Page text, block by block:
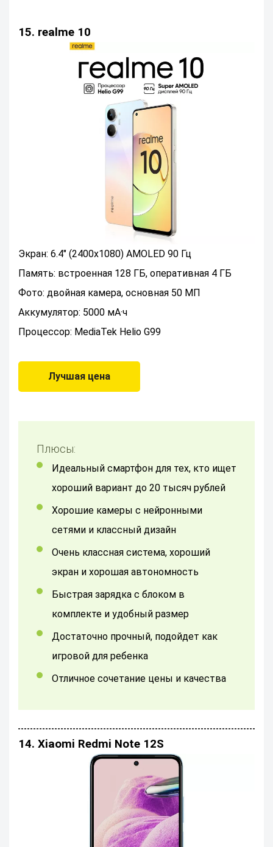
15. realme 10
Экран: 6.4" (2400x1080) AMOLED 90 Гц
Память: встроенная 128 ГБ, оперативная 4 ГБ
Фото: двойная камера, основная 50 МП
Аккумулятор: 5000 мА·ч
Процессор: MediaTek Helio G99
Лучшая цена
Плюсы:
Идеальный смартфон для тех, кто ищет
хороший вариант до 20 тысяч рублей
Хорошие камеры с нейронными
сетями и классный дизайн
Очень классная система, хороший
экран и хорошая автономность
Быстрая зарядка с блоком в
комплекте и удобный размер
Достаточно прочный, подойдет как
игровой для ребенка
Отличное сочетание цены и качества
14. Xiaomi Redmi Note 12S